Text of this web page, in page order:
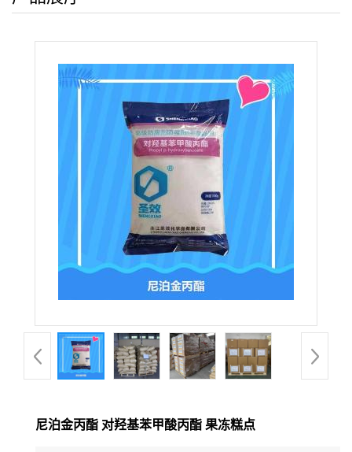
尼泊金丙酯 对羟基苯甲酸丙酯 果冻糕点